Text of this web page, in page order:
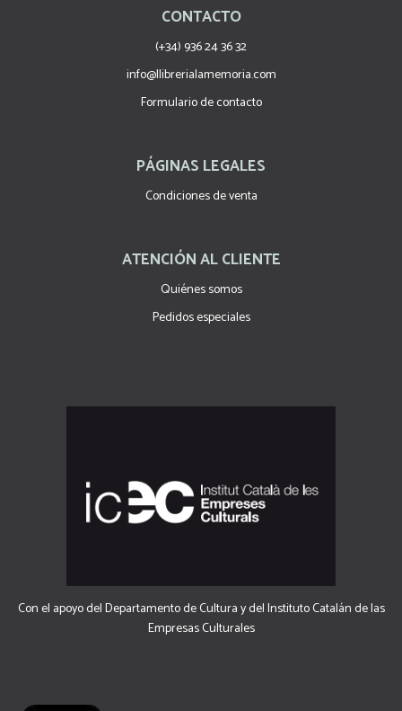
CONTACTO
(+34) 936 24 36 32
info@llibrerialamemoria.com
Formulario de contacto
PÁGINAS LEGALES
Condiciones de venta
ATENCIÓN AL CLIENTE
Quiénes somos
Pedidos especiales
Con el apoyo del Departamento de Cultura y del Instituto Catalán de las
Empresas Culturales